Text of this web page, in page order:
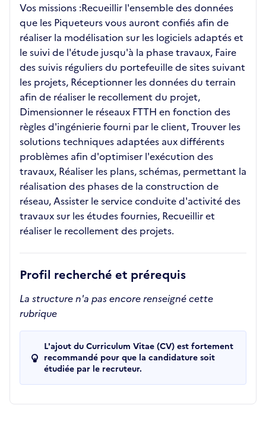
Vos missions :Recueillir l'ensemble des données
que les Piqueteurs vous auront confiés afin de
réaliser la modélisation sur les logiciels adaptés et
le suivi de l'étude jusqu'à la phase travaux, Faire
des suivis réguliers du portefeuille de sites suivant
les projets, Réceptionner les données du terrain
afin de réaliser le recollement du projet,
Dimensionner le réseaux FTTH en fonction des
règles d'ingénierie fourni par le client, Trouver les
solutions techniques adaptées aux différents
problèmes afin d'optimiser l'exécution des
travaux, Réaliser les plans, schémas, permettant la
réalisation des phases de la construction de
réseau, Assister le service conduite d'activité des
travaux sur les études fournies, Recueillir et
réaliser le recollement des projets.
Profil recherché et prérequis
La structure n'a pas encore renseigné cette
rubrique
L'ajout du Curriculum Vitae (CV) est fortement
recommandé pour que la candidature soit
étudiée par le recruteur.